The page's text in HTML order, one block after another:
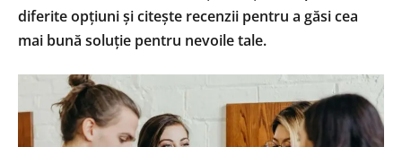
diferite opțiuni și citește recenzii pentru a găsi cea
mai bună soluție pentru nevoile tale.